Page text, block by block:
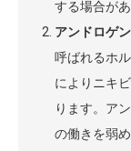
する場合があ
アンドロゲ
呼ばれるホ
によりニキ
ります。ア
の働きを弱